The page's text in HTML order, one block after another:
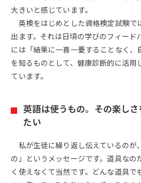
大きいと感じています。
英検をはじめとした資格検定試験で
出ます。それは日頃の学びのフィード
には「結果に一喜一憂することなく、
を知るものとして、健康診断的に活用
ています。
英語は使うもの。その楽し
たい
私が生徒に繰り返し伝えているのが
の」というメッセージです。道具なの
く使えなくて当然です。どんな道具で